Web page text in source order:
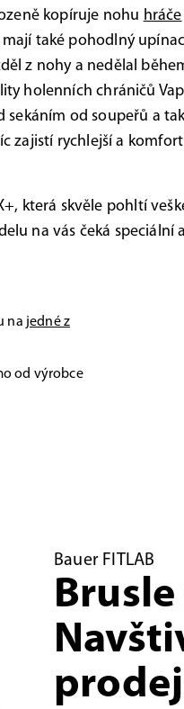
kopíruje nohu hráče
také pohodlný
z nohy a nedělal
holenních chráničů
od soupeřů a
zajistí rychlejší a
která skvěle pohltí
na vás čeká speciální
na jedné z
od výrobce
Bauer FITLAB